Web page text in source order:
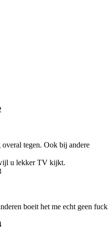
tegen. Ook bij andere
u lekker TV kijkt.
boeit het me echt geen fuck